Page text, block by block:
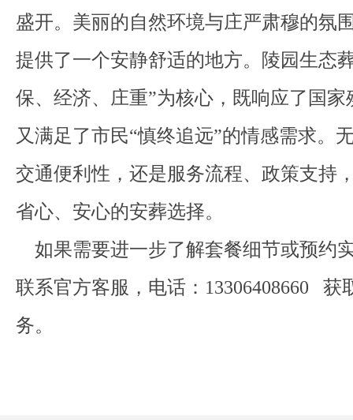
盛开。美丽的自然环境与庄严肃穆的氛
提供了一个安静舒适的地方。陵园生态
保、经济、庄重”为核心，既响应了国
又满足了市民“慎终追远”的情感需求。
交通便利性，还是服务流程、政策支持
省心、安心的安葬选择。
如果需要进一步了解套餐细节或预约
联系官方客服，电话：13306408660 获
务。